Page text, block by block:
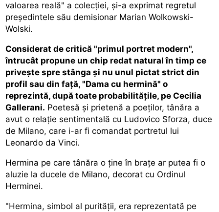
valoarea reală" a colecției, și-a exprimat regretul
președintele său demisionar Marian Wolkowski-
Wolski.
Considerat de critică "primul portret modern",
întrucât propune un chip redat natural în timp ce
privește spre stânga și nu unul pictat strict din
profil sau din față, "Dama cu hermină" o
reprezintă, după toate probabilitățile, pe Cecilia
Gallerani. Poetesă și prietenă a poeților, tânăra a
avut o relație sentimentală cu Ludovico Sforza, duce
de Milano, care i-ar fi comandat portretul lui
Leonardo da Vinci.
Hermina pe care tânăra o ține în brațe ar putea fi o
aluzie la ducele de Milano, decorat cu Ordinul
Herminei.
"Hermina, simbol al purității, era reprezentată pe